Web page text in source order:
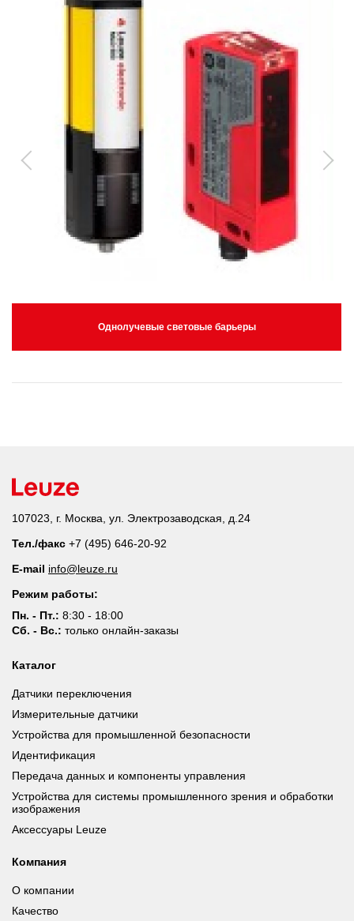
Однолучевые световые барьеры
107023, г. Москва, ул. Электрозаводская, д.24
Тел./факс +7 (495) 646-20-92
E-mail info@leuze.ru
Режим работы:
Пн. - Пт.: 8:30 - 18:00
Сб. - Вс.: только онлайн-заказы
Каталог
Датчики переключения
Измерительные датчики
Устройства для промышленной безопасности
Идентификация
Передача данных и компоненты управления
Устройства для системы промышленного зрения и обработки
изображения
Аксессуары Leuze
Компания
О компании
Качество